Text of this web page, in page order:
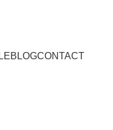
BLOGCONTACT